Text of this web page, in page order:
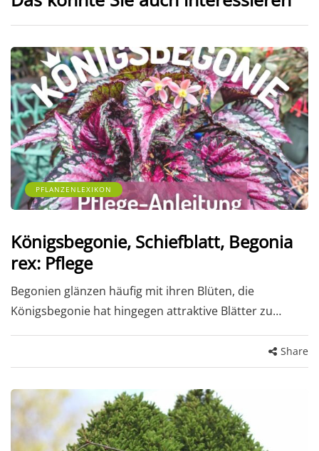
PFLANZENLEXIKON
Königsbegonie, Schiefblatt, Begonia
rex: Pflege
Begonien glänzen häufig mit ihren Blüten, die
Königsbegonie hat hingegen attraktive Blätter zu…
Share